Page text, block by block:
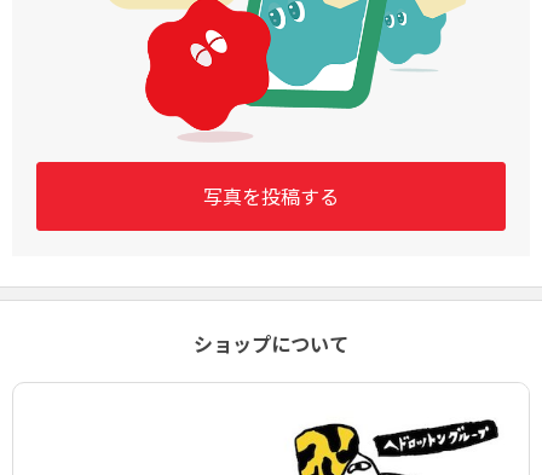
写真を投稿する
ショップについて